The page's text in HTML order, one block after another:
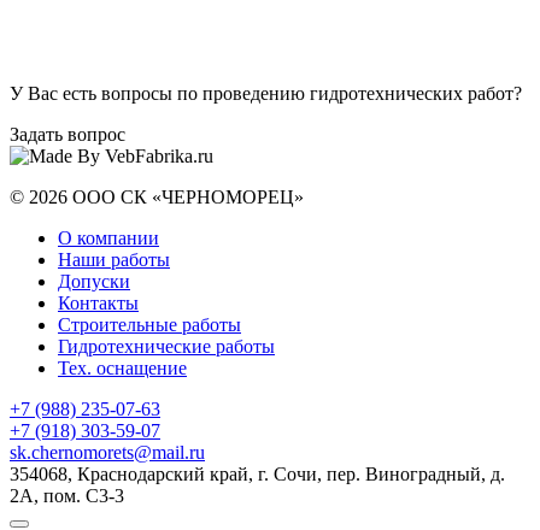
У Вас есть вопросы по проведению гидротехнических работ?
Задать вопрос
© 2026 ООО СК «ЧЕРНОМОРЕЦ»
О компании
Наши работы
Допуски
Контакты
Строительные работы
Гидротехнические работы
Тех. оснащение
+7 (988) 235-07-63
+7 (918) 303-59-07
sk.chernomorets@mail.ru
354068, Краснодарский край, г. Сочи, пер. Виноградный, д.
2А, пом. С3-3